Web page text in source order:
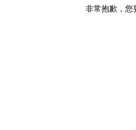
非常抱歉，您